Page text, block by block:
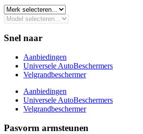
Snel naar
Aanbiedingen
Universele AutoBeschermers
Velgrandbeschermer
Aanbiedingen
Universele AutoBeschermers
Velgrandbeschermer
Pasvorm armsteunen